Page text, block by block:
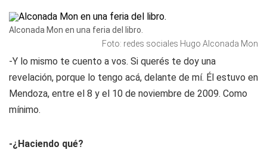
Alconada Mon en una feria del libro.
Foto: redes sociales Hugo Alconada Mon
-Y lo mismo te cuento a vos. Si querés te doy una
revelación, porque lo tengo acá, delante de mí. Él estuvo en
Mendoza, entre el 8 y el 10 de noviembre de 2009. Como
mínimo.
-¿Haciendo qué?